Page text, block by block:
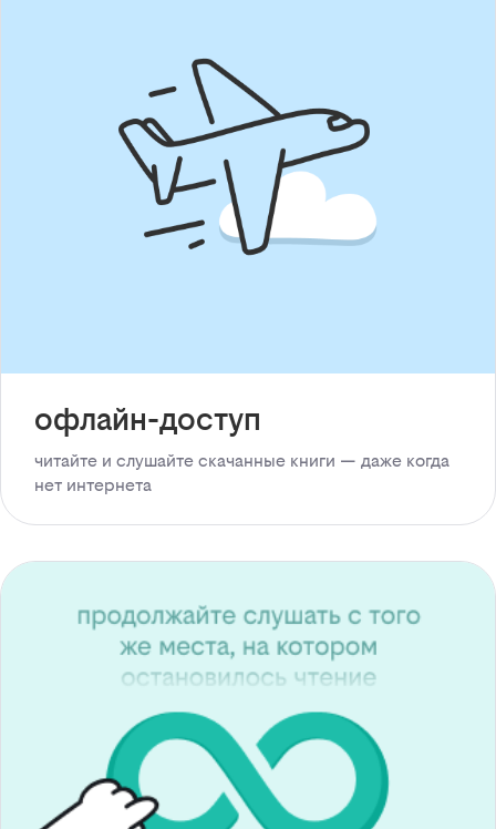
офлайн-доступ
читайте и слушайте скачанные книги — даже когда
нет интернета